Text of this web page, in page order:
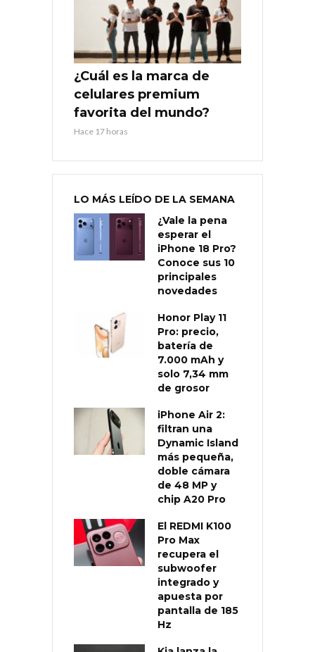
¿Cuál es la marca de
celulares premium
favorita del mundo?
Hace 17 horas
LO MÁS LEÍDO DE LA SEMANA
¿Vale la pena
esperar el
iPhone 18 Pro?
Conoce sus 10
principales
novedades
Honor Play 11
Pro: precio,
batería de
7.000 mAh y
solo 7,34 mm
de grosor
iPhone Air 2:
filtran una
Dynamic Island
más pequeña,
doble cámara
de 48 MP y
chip A20 Pro
El REDMI K100
Pro Max
recupera el
subwoofer
integrado y
apuesta por
pantalla de 185
Hz